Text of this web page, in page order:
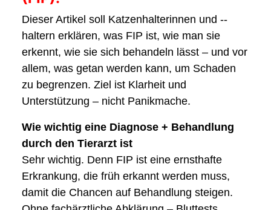
Dieser Artikel soll Katzenhalterinnen und -­
haltern erklären, was FIP ist, wie man sie
erkennt, wie sie sich behandeln lässt – und vor
allem, was getan werden kann, um Schaden
zu begrenzen. Ziel ist Klarheit und
Unterstützung – nicht Panikmache.
Wie wichtig eine Diagnose + Behandlung
durch den Tierarzt ist
Sehr wichtig. Denn FIP ist eine ernsthafte
Erkrankung, die früh erkannt werden muss,
damit die Chancen auf Behandlung steigen.